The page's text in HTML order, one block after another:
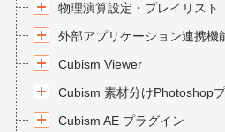
物理演算設定・プレイリスト
外部アプリケーション連携機
Cubism Viewer
Cubism 素材分けPhotoshop
Cubism AE プラグイン